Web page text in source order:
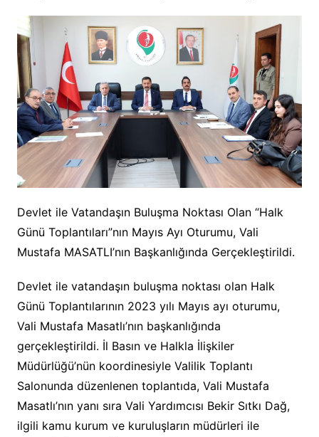
Devlet ile Vatandaşın Buluşma Noktası Olan “Halk
Günü Toplantıları”nın Mayıs Ayı Oturumu, Vali
Mustafa MASATLI’nın Başkanlığında Gerçekleştirildi.
Devlet ile vatandaşın buluşma noktası olan Halk
Günü Toplantılarının 2023 yılı Mayıs ayı oturumu,
Vali Mustafa Masatlı’nın başkanlığında
gerçekleştirildi. İl Basın ve Halkla İlişkiler
Müdürlüğü’nün koordinesiyle Valilik Toplantı
Salonunda düzenlenen toplantıda, Vali Mustafa
Masatlı’nın yanı sıra Vali Yardımcısı Bekir Sıtkı Dağ,
ilgili kamu kurum ve kuruluşların müdürleri ile